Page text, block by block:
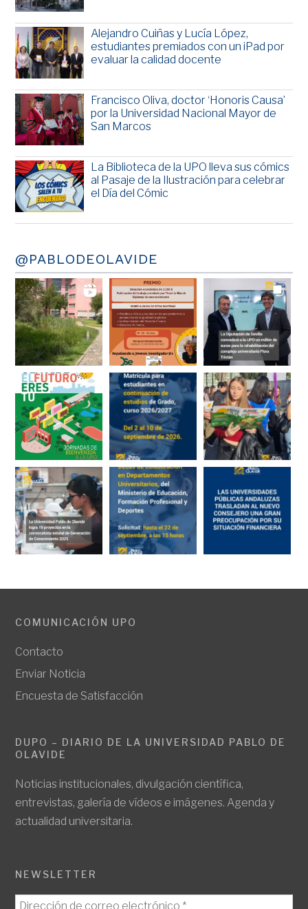
Alejandro Cuiñas y Lucía López,
estudiantes premiados con un iPad por
evaluar la calidad docente
Francisco Oliva, doctor ‘Honoris Causa’
por la Universidad Nacional Mayor de
San Marcos
La Biblioteca de la UPO lleva sus cómics
al Pasaje de la Ilustración para celebrar
el Día del Cómic
@PABLODEOLAVIDE
COMUNICACIÓN UPO
Contacto
Enviar Noticia
Encuesta de Satisfacción
DUPO – DIARIO DE LA UNIVERSIDAD PABLO DE
OLAVIDE
Noticias institucionales, divulgación científica,
entrevistas, galería de vídeos e imágenes. Agenda y
actualidad universitaria.
NEWSLETTER